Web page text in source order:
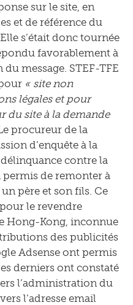
sur le site, en
et de référence du
s’était donc tournée
favorablement à
message. STEF-TFE
« site non
légales et pour
du site à la demande
procureur de la
d’enquête à la
contre la
permis de remonter à
père et son fils. Ce
le revendre
Hong-Kong, inconnue
des publicités
Adsense ont permis
derniers ont constaté
l’administration du
l’adresse email